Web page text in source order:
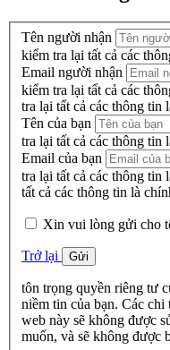
Tên người nhận
kiểm tra lại tất
Email người nhận
kiểm tra lại tất
tra lại tất cả các
Tên của bạn
tra lại tất cả các
Email của bạn
tra lại tất cả các
tất cả các thông tin là
Trở lại Gửi
tôn trọng quyền riêng tư của bạn và
niềm tin của bạn. Các chi tiết mà bạn
web này sẽ không được sử dụng
muốn, và sẽ không được